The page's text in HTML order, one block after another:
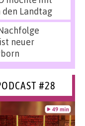
Landtag
neuer
#28